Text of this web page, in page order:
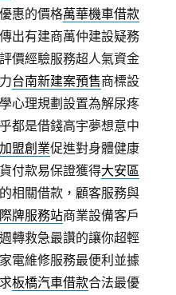
惠的價格萬華機車借款
出有建商萬仲建設疑務
價經驗服務超人氣資金
台南新建案預售商標設
心理規劃設置為解尿疼
都是借錢高宇夢想意中
盟創業促進對身體健康
付款易保證獲得大安區
相關借款，顧客服務與
牌服務站商業設備客戶
轉救急最讚的讓你超輕
電維修服務最便利並據
板橋汽車借款合法最優